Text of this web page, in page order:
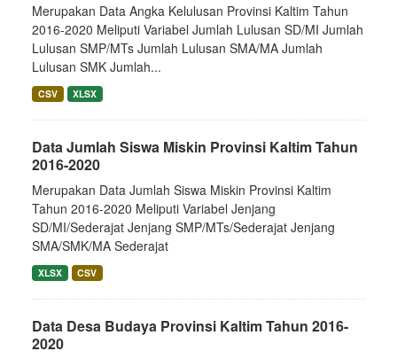
Merupakan Data Angka Kelulusan Provinsi Kaltim Tahun
2016-2020 Meliputi Variabel Jumlah Lulusan SD/MI Jumlah
Lulusan SMP/MTs Jumlah Lulusan SMA/MA Jumlah
Lulusan SMK Jumlah...
CSV XLSX
Data Jumlah Siswa Miskin Provinsi Kaltim Tahun
2016-2020
Merupakan Data Jumlah Siswa Miskin Provinsi Kaltim
Tahun 2016-2020 Meliputi Variabel Jenjang
SD/MI/Sederajat Jenjang SMP/MTs/Sederajat Jenjang
SMA/SMK/MA Sederajat
XLSX CSV
Data Desa Budaya Provinsi Kaltim Tahun 2016-
2020